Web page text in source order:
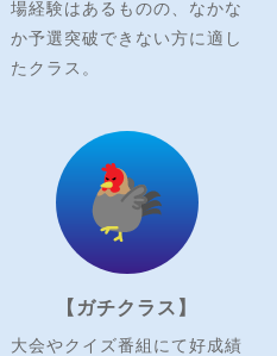
場経験はあるものの、なかな
か予選突破できない方に適し
たクラス。
【ガチクラス】
大会やクイズ番組にて好成績